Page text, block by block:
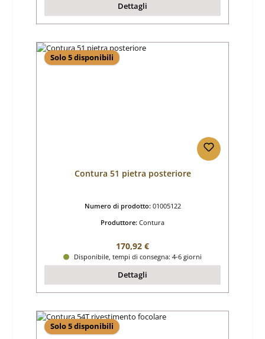
Dettagli
Solo 5 disponibili
Contura 51 pietra posteriore
Numero di prodotto: 01005122
Produttore: Contura
Prezzo normale:
170,92 €
Disponibile, tempi di consegna: 4-6 giorni
Dettagli
Solo 5 disponibili